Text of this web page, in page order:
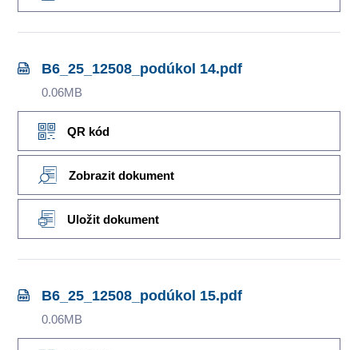
B6_25_12508_podúkol 14.pdf
0.06MB
QR kód
Zobrazit dokument
Uložit dokument
B6_25_12508_podúkol 15.pdf
0.06MB